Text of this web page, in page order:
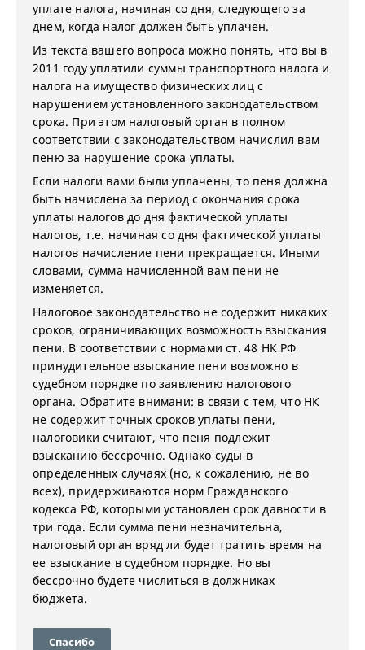
уплате налога, начиная со дня, следующего за
днем, когда налог должен быть уплачен.
Из текста вашего вопроса можно понять, что вы в
2011 году уплатили суммы транспортного налога и
налога на имущество физических лиц с
нарушением установленного законодательством
срока. При этом налоговый орган в полном
соответствии с законодательством начислил вам
пеню за нарушение срока уплаты.
Если налоги вами были уплачены, то пеня должна
быть начислена за период с окончания срока
уплаты налогов до дня фактической уплаты
налогов, т.е. начиная со дня фактической уплаты
налогов начисление пени прекращается. Иными
словами, сумма начисленной вам пени не
изменяется.
Налоговое законодательство не содержит никаких
сроков, ограничивающих возможность взыскания
пени. В соответствии с нормами ст. 48 НК РФ
принудительное взыскание пени возможно в
судебном порядке по заявлению налогового
органа. Обратите внимани: в связи с тем, что НК
не содержит точных сроков уплаты пени,
налоговики считают, что пеня подлежит
взысканию бессрочно. Однако суды в
определенных случаях (но, к сожалению, не во
всех), придерживаются норм Гражданского
кодекса РФ, которыми установлен срок давности в
три года. Если сумма пени незначительна,
налоговый орган вряд ли будет тратить время на
ее взыскание в судебном порядке. Но вы
бессрочно будете числиться в должниках
бюджета.
Спасибо